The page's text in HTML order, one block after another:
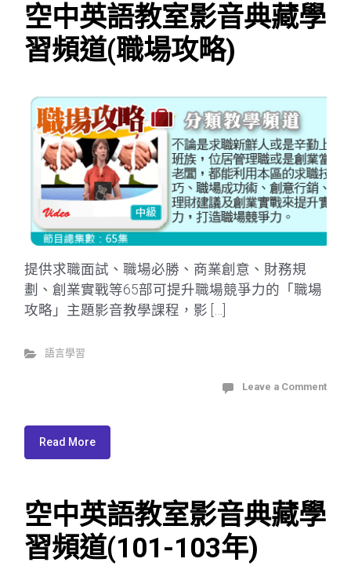
空中英語教室影音典藏學
習頻道(職場攻略)
提供求職面試、職場必勝、商業創意、財務規
劃、創業實戰等65部可提升職場競爭力的「職場
攻略」主題影音教學課程，影 […]
語言學習
Leave a Comment
Read More
空中英語教室影音典藏學
習頻道(101-103年)